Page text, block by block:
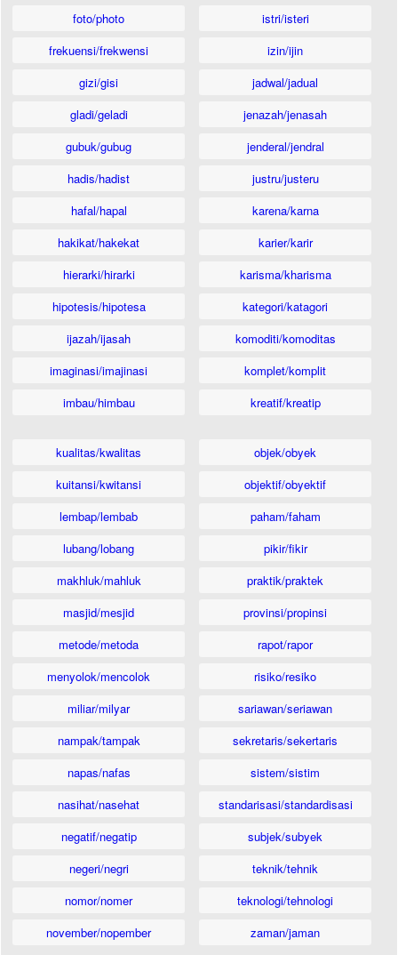
foto/photo
frekuensi/frekwensi
gizi/gisi
gladi/geladi
gubuk/gubug
hadis/hadist
hafal/hapal
hakikat/hakekat
hierarki/hirarki
hipotesis/hipotesa
ijazah/ijasah
imaginasi/imajinasi
imbau/himbau
istri/isteri
izin/ijin
jadwal/jadual
jenazah/jenasah
jenderal/jendral
justru/justeru
karena/karna
karier/karir
karisma/kharisma
kategori/katagori
komoditi/komoditas
komplet/komplit
kreatif/kreatip
kualitas/kwalitas
kuitansi/kwitansi
lembap/lembab
lubang/lobang
makhluk/mahluk
masjid/mesjid
metode/metoda
menyolok/mencolok
miliar/milyar
nampak/tampak
napas/nafas
nasihat/nasehat
negatif/negatip
negeri/negri
nomor/nomer
november/nopember
objek/obyek
objektif/obyektif
paham/faham
pikir/fikir
praktik/praktek
provinsi/propinsi
rapot/rapor
risiko/resiko
sariawan/seriawan
sekretaris/sekertaris
sistem/sistim
standarisasi/standardisasi
subjek/subyek
teknik/tehnik
teknologi/tehnologi
zaman/jaman